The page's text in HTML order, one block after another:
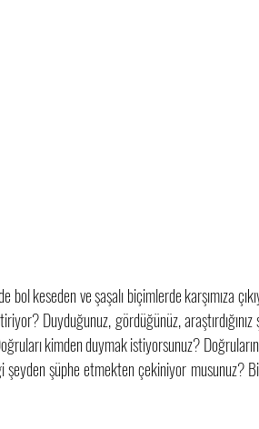
keseden ve şaşalı biçimlerde karşımıza
Duyduğunuz, gördüğünüz,
kimden duymak istiyorsunuz?
şeyden şüphe etmekten çekiniyor musunuz?